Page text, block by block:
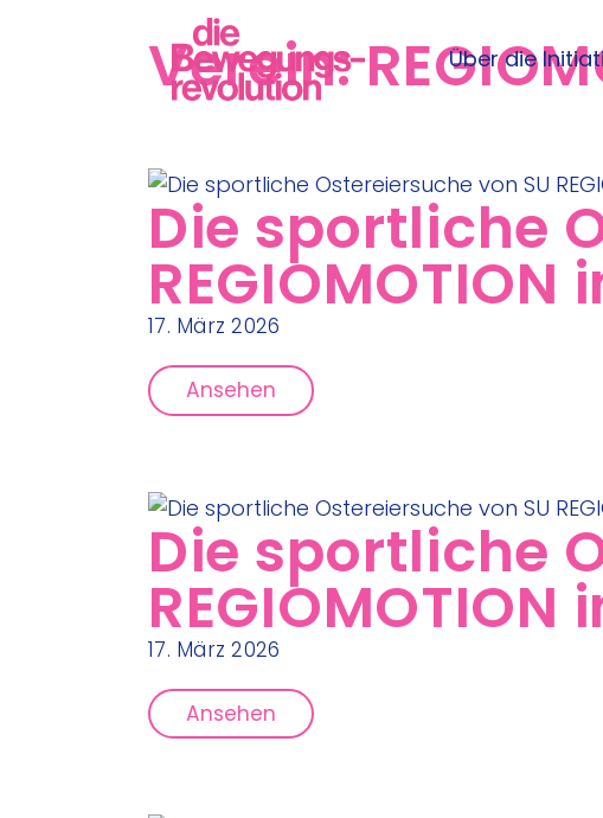
Über die
Verein:
Die sportliche
17. März 2026
Ansehen
Die sportliche
17. März 2026
Ansehen